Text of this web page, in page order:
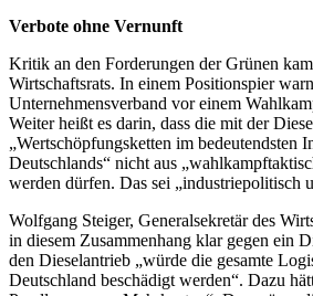
Verbote ohne Vernunft
Kritik an den Forderungen der Grünen
Wirtschaftsrats. In einem Positionspier
Unternehmensverband vor einem
Weiter heißt es darin, dass die mit der
„Wertschöpfungsketten im bedeutendsten
Deutschlands“ nicht aus
werden dürfen. Das sei „industriepolitisch
Wolfgang Steiger, Generalsekretär des
in diesem Zusammenhang klar gegen ein
den Dieselantrieb „würde die gesamte
Deutschland beschädigt werden“. Dazu